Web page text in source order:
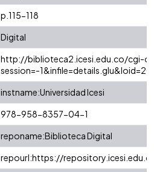
p.115-118
Digital
http://biblioteca2.icesi.edu.co/cgi-
session=-
instname:Universidad Icesi
978-958-8357-04-1
reponame:Biblioteca Digital
repourl:https://